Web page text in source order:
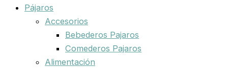
Pájaros
Accesorios
Bebederos Pajaros
Comederos Pajaros
Alimentación